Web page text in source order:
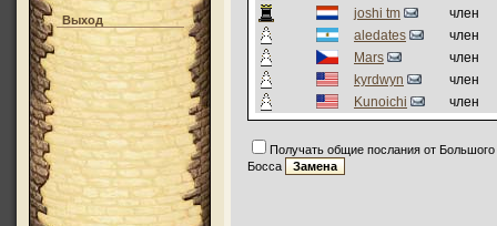
Выход
joshi tm
член
aledates
член
Mars
член
kyrdwyn
член
Kunoichi
член
Получать общие послания от Большого
Босса